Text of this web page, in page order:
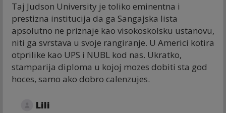
Taj Judson University je toliko eminentna i
prestizna institucija da ga Sangajska lista
apsolutno ne priznaje kao visokoskolsku ustanovu,
niti ga svrstava u svoje rangiranje. U Americi kotira
otprilike kao UPS i NUBL kod nas. Ukratko,
stamparija diploma u kojoj mozes dobiti sta god
hoces, samo ako dobro calenzujes.
Lili